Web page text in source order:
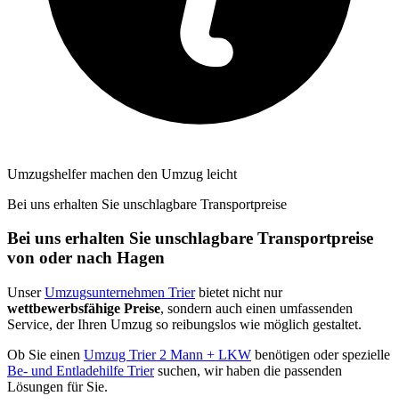
Umzugshelfer machen den Umzug leicht
Bei uns erhalten Sie unschlagbare Transportpreise
Bei uns erhalten Sie unschlagbare Transportpreise
von oder nach Hagen
UnserUmzugsunternehmen Trierbietet nicht nur
wettbewerbsfähige Preise, sondern auch einen umfassenden
Service, der Ihren Umzug so reibungslos wie möglich gestaltet.
Ob Sie einen Umzug Trier 2 Mann + LKW benötigen oder spezielle
Be- und Entladehilfe Triersuchen, wir haben die passenden
Lösungen für Sie.